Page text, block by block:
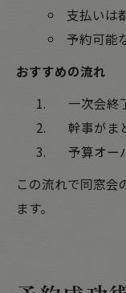
支払いは
予約可能
おすすめの流れ
一次会終
幹事がま
予算オー
この流れで同窓会
ます。